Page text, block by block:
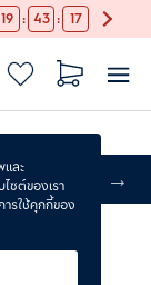
19 : 43 : 17
าน
ละ
ซต์ของเรา
ารใช้คุกกี้ของ